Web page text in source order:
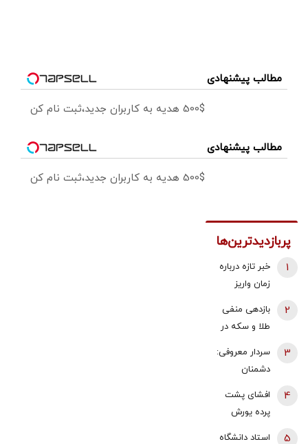
مطالب پیشنهادی
500$ هدیه به کاربران جدید،ثبت نام کن
مطالب پیشنهادی
500$ هدیه به کاربران جدید،ثبت نام کن
پربازدیدترین‌ها
خبر تازه درباره
زمان واریز
فروردین و
بازنشستگان
تامین اجتماعی
1
بازدهی منفی
طلا و سکه در
پیش بینی
قیمت طلا با دو
اهرم دلار و
تنگه هرمز |
2
سردار معروفی:
دشمنان
قادر به تصرف
یک وجب از
خاک ایران
3
افشای پشت
پرده یورش
پناهجویان به
4
استاد دانشگاه 5